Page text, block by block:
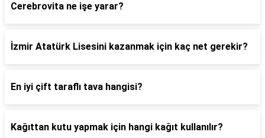
Cerebrovita ne işe yarar?
İzmir Atatürk Lisesini kazanmak için kaç net gerekir?
En iyi çift taraflı tava hangisi?
Kağıttan kutu yapmak için hangi kağıt kullanılır?